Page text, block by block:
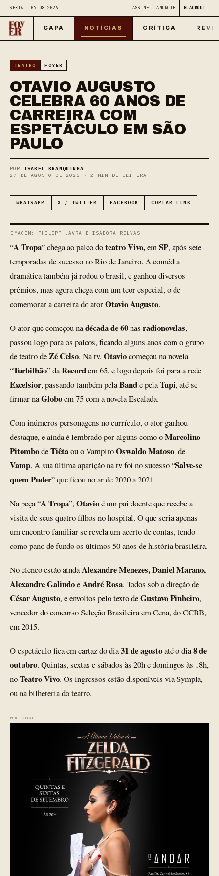
SEXTA — 07.08.2026 ASSINE ANUNCIE BLACKOUT
CAPA NOTÍCIAS CRÍTICA
TEATRO FOYER
OTAVIO AUGUSTO
CELEBRA 60 ANOS DE
CARREIRA COM
ESPETÁCULO EM SÃO
PAULO
POR ISABEL BRANQUINHA
27 DE AGOSTO DE 2023 · 2 MIN DE LEITURA
WHATSAPP X / TWITTER FACEBOOK COPIAR LINK
IMAGEM: PHILIPP LAVRA E ISADORA RELVAS
“A Tropa” chega ao palco doteatro Vivo,emSP, após sete
temporadas de sucesso no Rio de Janeiro. A comédia
dramática também já rodou o brasil, e ganhou diversos
prêmios, mas agora chega com um teor especial, o de
comemorar a carreira do atorOtavio Augusto.
O ator que começou nadécada de 60nas radionovelas,
passou logo para os palcos, ficando alguns anos com o grupo
de teatro deZé Celso. Na tv,Otaviocomeçou na novela
“Turbilhão” daRecordem 65, e logo depois foi para a rede
Excelsior, passando também pelaBande pelaTupi, até se
firmar naGloboem 75 com a novela Escalada.
Com inúmeros personagens no currículo, o ator ganhou
destaque, e ainda é lembrado por alguns como oMarcolino
PitombodeTiêtaou o VampiroOswaldo Matoso, de
Vamp. A sua última aparição na tv foi no sucesso “Salve-se
quem Puder” que ficou no ar de 2020 a 2021.
Na peça “A Tropa”,Otavioé um pai doente que recebe a
visita de seus quatro filhos no hospital. O que seria apenas
um encontro familiar se revela um acerto de contas, tendo
como pano de fundo os últimos 50 anos de história brasileira.
No elenco estão aindaAlexandre Menezes, Daniel Marano,
Alexandre GalindoeAndré Rosa. Todos sob a direção de
César Augusto, e envoltos pelo texto deGustavo Pinheiro,
vencedor do concurso Seleção Brasileira em Cena, do CCBB,
em 2015.
O espetáculo fica em cartaz do dia31 de agostoaté o dia8 de
outubro. Quintas, sextas e sábados às 20h e domingos às 18h,
noTeatro Vivo. Os ingressos estão disponíveis via Sympla,
ou na bilheteria do teatro.
PUBLICIDADE